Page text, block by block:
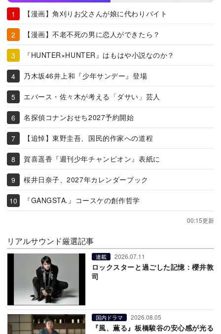
【漫画】角刈りお父さんが娘に代わりバイト
【漫画】不老不死の男に恋人ができたら？
『HUNTER×HUNTER』はもはや小説なのか？
乃木坂46井上和『少年サンデー』登場
エバース・佐々木が考える「ダサい」芸人
名探偵コナンおせち2027予約開始
【追悼】東野圭吾、国民的作家への道程
賀喜遥香『週刊少年チャンピオン』表紙に
桜井日奈子、2027年カレンダーブック
『GANGSTA.』コースケの創作哲学
00:15更新
リアルサウンド厳選記事
連載 2026.07.11
ロックスターと過ごした記憶：櫻井敦
司
国内ドラマ 2026.08.05
『風、薫る』板橋駿谷の安心感が光る